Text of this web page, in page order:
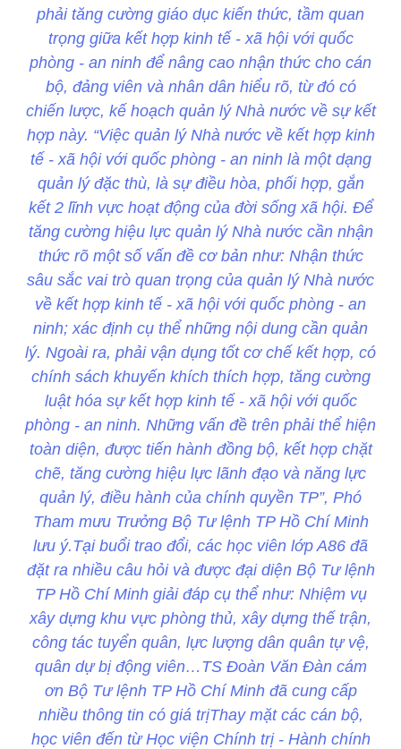
phải tăng cường giáo dục kiến thức, tầm quan
trọng giữa kết hợp kinh tế - xã hội với quốc
phòng - an ninh để nâng cao nhận thức cho cán
bộ, đảng viên và nhân dân hiểu rõ, từ đó có
chiến lược, kế hoạch quản lý Nhà nước về sự kết
hợp này. “Việc quản lý Nhà nước về kết hợp kinh
tế - xã hội với quốc phòng - an ninh là một dạng
quản lý đặc thù, là sự điều hòa, phối hợp, gắn
kết 2 lĩnh vực hoạt động của đời sống xã hội. Để
tăng cường hiệu lực quản lý Nhà nước cần nhận
thức rõ một số vấn đề cơ bản như: Nhận thức
sâu sắc vai trò quan trọng của quản lý Nhà nước
về kết hợp kinh tế - xã hội với quốc phòng - an
ninh; xác định cụ thể những nội dung cần quản
lý. Ngoài ra, phải vận dụng tốt cơ chế kết hợp, có
chính sách khuyến khích thích hợp, tăng cường
luật hóa sự kết hợp kinh tế - xã hội với quốc
phòng - an ninh. Những vấn đề trên phải thể hiện
toàn diện, được tiến hành đồng bộ, kết hợp chặt
chẽ, tăng cường hiệu lực lãnh đạo và năng lực
quản lý, điều hành của chính quyền TP”, Phó
Tham mưu Trưởng Bộ Tư lệnh TP Hồ Chí Minh
lưu ý.Tại buổi trao đổi, các học viên lớp A86 đã
đặt ra nhiều câu hỏi và được đại diện Bộ Tư lệnh
TP Hồ Chí Minh giải đáp cụ thể như: Nhiệm vụ
xây dựng khu vực phòng thủ, xây dựng thế trận,
công tác tuyển quân, lực lượng dân quân tự vệ,
quân dự bị động viên…TS Đoàn Văn Đàn cám
ơn Bộ Tư lệnh TP Hồ Chí Minh đã cung cấp
nhiều thông tin có giá trịThay mặt các cán bộ,
học viên đến từ Học viện Chính trị - Hành chính